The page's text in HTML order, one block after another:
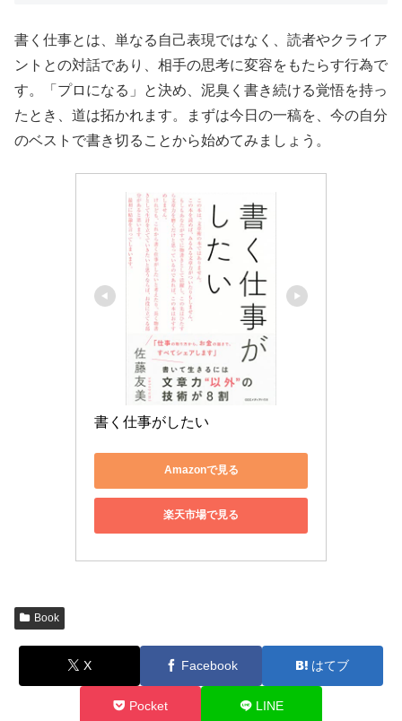
書く仕事とは、単なる自己表現ではなく、読者やクライア
ントとの対話であり、相手の思考に変容をもたらす行為で
す。「プロになる」と決め、泥臭く書き続ける覚悟を持っ
たとき、道は拓かれます。まずは今日の一稿を、今の自分
のベストで書き切ることから始めてみましょう。
書く仕事がしたい
Amazonで見る
楽天市場で見る
Book
X Facebook はてブ
Pocket LINE